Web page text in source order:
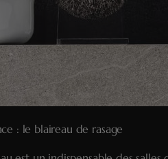
: le blaireau de rasage